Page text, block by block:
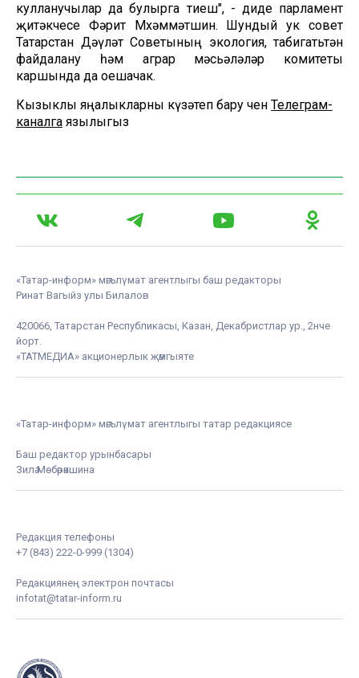
кулланучылар да булырга тиеш", - диде парламент
җитәкчесе Фәрит Мөхәммәтшин. Шундый ук совет
Татарстан Дәүләт Советының экология, табигатьтән
файдалану һәм аграр мәсьәләләр комитеты
каршында да оешачак.
Кызыклы яңалыкларны күзәтеп бару өчен Телеграм-
каналга язылыгыз
«Татар-информ» мәгълүмат агентлыгы баш редакторы
Ринат Вагыйз улы Билалов
420066, Татарстан Республикасы, Казан, Декабристлар ур., 2нче
йорт.
«ТАТМЕДИА» акционерлык җәмгыяте
«Татар-информ» мәгълүмат агентлыгы татар редакциясе
Баш редактор урынбасары
Зилә Мөбәрәкшина
Редакция телефоны
+7 (843) 222-0-999 (1304)
Редакциянең электрон почтасы
infotat@tatar-inform.ru